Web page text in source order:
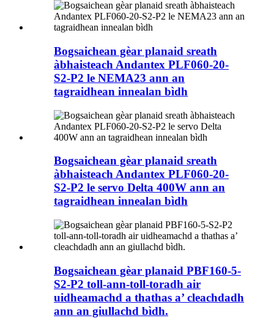
Bogsaichean gèar planaid sreath
àbhaisteach Andantex PLF060-20-
S2-P2 le NEMA23 ann an
tagraidhean innealan bìdh
Bogsaichean gèar planaid sreath
àbhaisteach Andantex PLF060-20-
S2-P2 le servo Delta 400W ann an
tagraidhean innealan bìdh
Bogsaichean gèar planaid PBF160-5-
S2-P2 toll-ann-toll-toradh air
uidheamachd a thathas a’ cleachdadh
ann an giullachd bìdh.